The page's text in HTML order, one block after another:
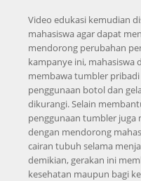
Video edukasi kemudian
mahasiswa agar dapat
mendorong perubahan
kampanye ini, mahasiswa
membawa tumbler
penggunaan botol dan
dikurangi. Selain
penggunaan tumbler juga
dengan mendorong
cairan tubuh selama
demikian, gerakan ini
kesehatan maupun bagi